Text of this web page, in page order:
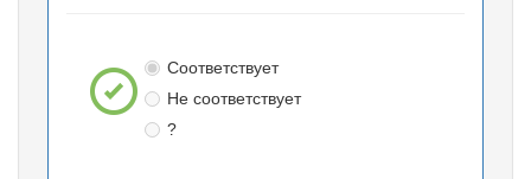
Соответствует
Не соответствует
?